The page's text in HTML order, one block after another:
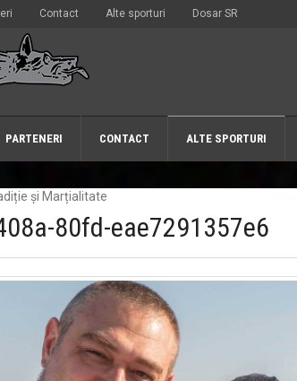
Contact Alte sporturi Dosar SR
PARTENERI CONTACT ALTE SPORTURI
și Marțialitate
80fd-eae7291357e6